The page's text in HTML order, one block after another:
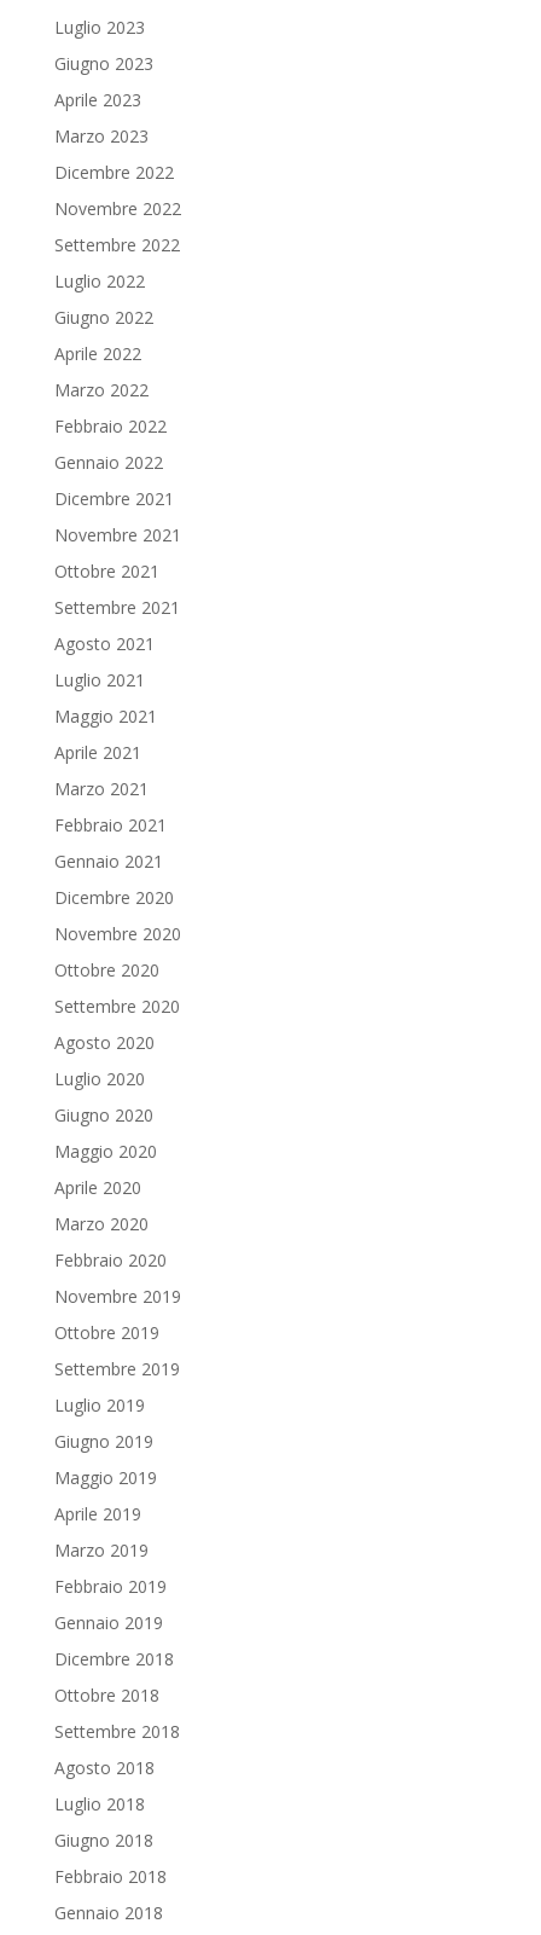
Luglio 2023
Giugno 2023
Aprile 2023
Marzo 2023
Dicembre 2022
Novembre 2022
Settembre 2022
Luglio 2022
Giugno 2022
Aprile 2022
Marzo 2022
Febbraio 2022
Gennaio 2022
Dicembre 2021
Novembre 2021
Ottobre 2021
Settembre 2021
Agosto 2021
Luglio 2021
Maggio 2021
Aprile 2021
Marzo 2021
Febbraio 2021
Gennaio 2021
Dicembre 2020
Novembre 2020
Ottobre 2020
Settembre 2020
Agosto 2020
Luglio 2020
Giugno 2020
Maggio 2020
Aprile 2020
Marzo 2020
Febbraio 2020
Novembre 2019
Ottobre 2019
Settembre 2019
Luglio 2019
Giugno 2019
Maggio 2019
Aprile 2019
Marzo 2019
Febbraio 2019
Gennaio 2019
Dicembre 2018
Ottobre 2018
Settembre 2018
Agosto 2018
Luglio 2018
Giugno 2018
Febbraio 2018
Gennaio 2018